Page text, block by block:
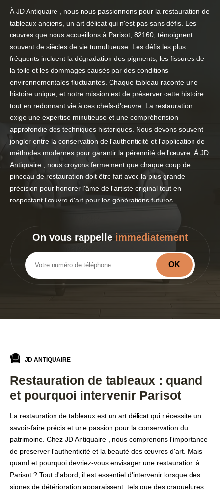
À JD Antiquaire , nous nous passionnons pour la restauration de
tableaux anciens, un art délicat qui n'est pas sans défis. Les
œuvres que nous accueillons à Parisot, 82160, témoignent
souvent de siècles de vie tumultueuse. Les défis les plus
fréquents incluent la dégradation des pigments, les fissures de
la toile et les dommages causés par des conditions
environnementales fluctuantes. Chaque tableau raconte une
histoire unique, et notre mission est de préserver cette histoire
tout en redonnant vie à ces chefs-d'œuvre. La restauration
exige une expertise minutieuse et une compréhension
approfondie des techniques historiques. Nous devons souvent
jongler entre la conservation de l'authenticité et l'application de
méthodes modernes pour garantir la pérennité de l'œuvre. À JD
Antiquaire , nous croyons fermement que chaque coup de
pinceau de restauration doit être fait avec la plus grande
précision pour honorer l'âme de l'artiste original tout en
respectant l'œuvre d'art pour les générations futures.
On vous rappelle immediatement
JD ANTIQUAIRE
Restauration de tableaux : quand
et pourquoi intervenir Parisot
La restauration de tableaux est un art délicat qui nécessite un
savoir-faire précis et une passion pour la conservation du
patrimoine. Chez JD Antiquaire , nous comprenons l'importance
de préserver l'authenticité et la beauté des œuvres d'art. Mais
quand et pourquoi devriez-vous envisager une restauration à
Parisot ? Tout d'abord, il est essentiel d'intervenir lorsque des
signes de détérioration apparaissent, tels que des craquelures,